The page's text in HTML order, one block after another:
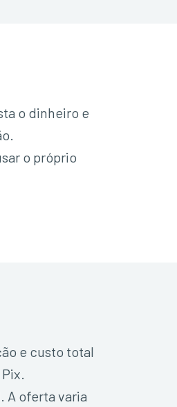
o dinheiro e
o próprio
e custo total
A oferta varia